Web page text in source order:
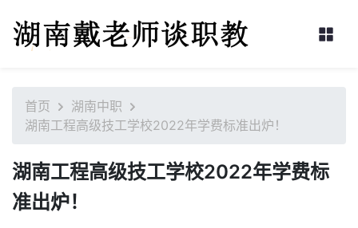
首页
湖南中职
湖南工程高级技工学校2022年学费标准出炉！
湖南工程高级技工学校2022年学费标
准出炉！